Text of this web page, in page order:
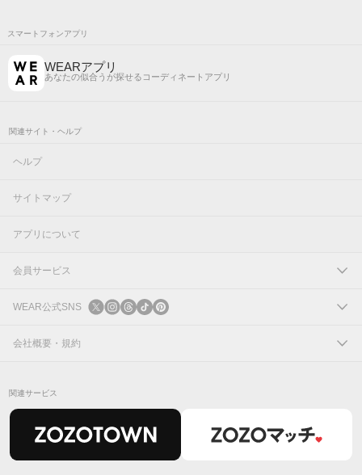
スマートフォンアプリ
WEARアプリ
あなたの似合うが探せるコーディネートアプリ
関連サイト・ヘルプ
ヘルプ
サイトマップ
アプリについて
会員サービス
ログイン
新規会員登録
WEAR公式SNS
X
会社概要・規約
関連サービス